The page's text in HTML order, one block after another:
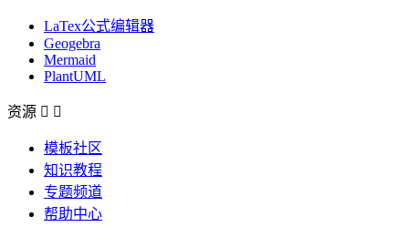
LaTex公式编辑器
Geogebra
Mermaid
PlantUML
资源  
模板社区
知识教程
专题频道
帮助中心